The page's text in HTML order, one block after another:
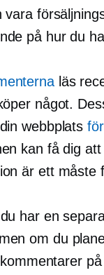
vara
på hur du
läs
något.
webbplats
kan få dig
är ett måste
har en
om du